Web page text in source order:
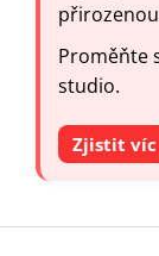
Proměňte
studio.
Zjistit víc
Z